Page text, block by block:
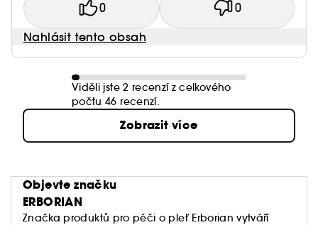
0 0
Nahlásit tento obsah
Viděli jste 2 recenzí z celkového
počtu 46 recenzí.
Zobrazit více
Objevte značku
ERBORIAN
Značka produktů pro péči o pleť Erborian vytváří